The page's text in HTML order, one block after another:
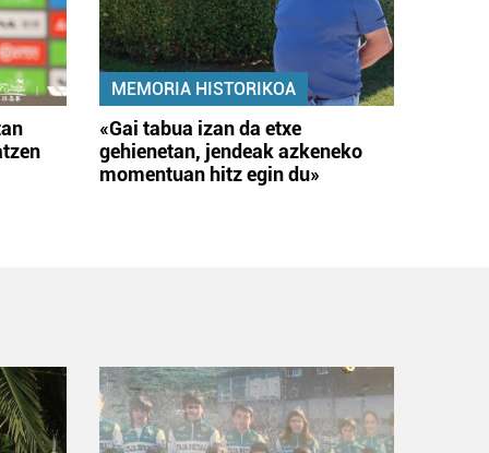
MEMORIA HISTORIKOA
«Gai tabua izan da etxe
gehienetan, jendeak azkeneko
momentuan hitz egin du»